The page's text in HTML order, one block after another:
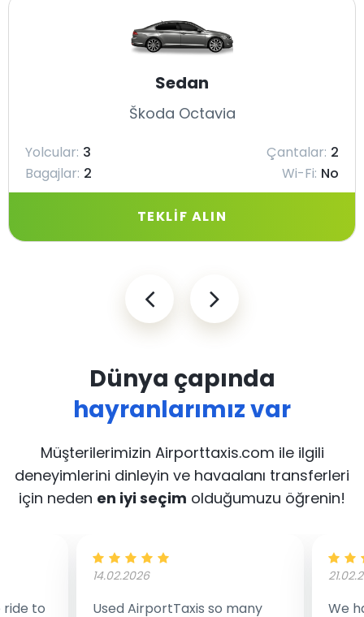
Sedan
Škoda Octavia
Yolcular: 3 Çantalar: 2
Bagajlar: 2 Wi-Fi: No
TEKLIF ALIN
Dünya çapında
hayranlarımız var
Müşterilerimizin Airporttaxis.com ile ilgili
deneyimlerini dinleyin ve havaalanı transferleri
için neden en iyi seçim olduğumuzu öğrenin!
to
14.02.2026
Used AirportTaxis so many We